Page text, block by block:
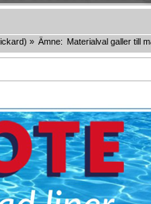
) » Ämne: Materialval galler till